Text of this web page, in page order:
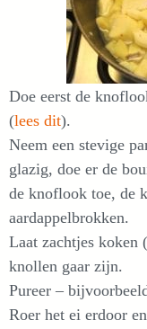
Doe eerst de
(lees dit).
Neem een stevige
glazig, doe er de
de knoflook toe, de
aardappelbrokken.
Laat zachtjes
knollen gaar zijn.
Pureer –
Roer het ei erdoor